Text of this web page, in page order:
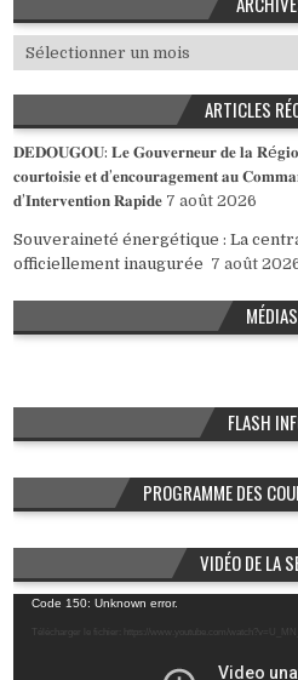
Archives
ARTICLES
𝐃𝐄𝐃𝐎𝐔𝐆𝐎𝐔: 𝐋𝐞 𝐆𝐨𝐮𝐯𝐞𝐫𝐧𝐞𝐮𝐫 𝐝𝐞 𝐥𝐚 𝐑é𝐠𝐢𝐨𝐧
𝐜𝐨𝐮𝐫𝐭𝐨𝐢𝐬𝐢𝐞 𝐞𝐭 𝐝’𝐞𝐧𝐜𝐨𝐮𝐫𝐚𝐠𝐞𝐦𝐞𝐧𝐭 𝐚𝐮
𝐝’𝐈𝐧𝐭𝐞𝐫𝐯𝐞𝐧𝐭𝐢𝐨𝐧 𝐑𝐚𝐩𝐢𝐝𝐞 7 août 2026
Souveraineté énergétique : La
officiellement inaugurée 7 août
MÉDIAS
FLASH
PROGRAMME DES
VIDÉO DE LA
Lecteur
vidéo
Code 150: Unknown error.
Télécharger le fichier: https://www.youtube.com/